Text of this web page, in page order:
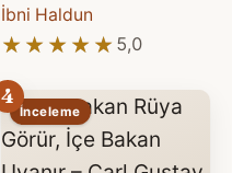
İbni Haldun
★★★★★
★★★★★ 5,0
4
İnceleme